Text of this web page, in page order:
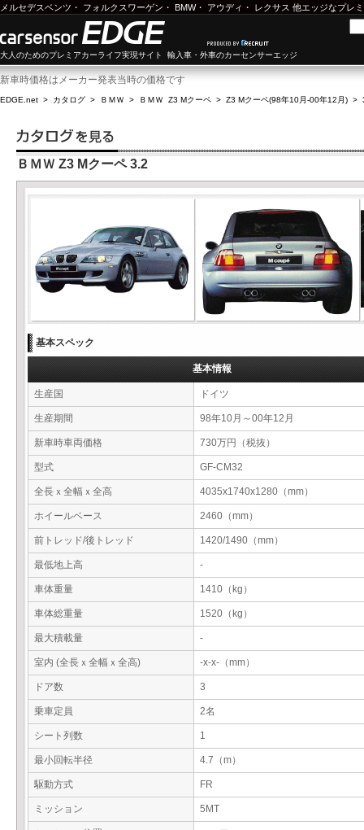
メルセデスベンツ ・ フォルクスワーゲン ・ BMW・ アウディ ・ レクサス 他エッジなプレ
大人のためのプレミアカーライフ実現サイト 輸入車・外車のカーセンサーエッジ
新車時価格はメーカー発表当時の価格です
EDGE.net > カタログ > ＢＭＷ > ＢＭＷ Z3 Mクーペ > Z3 Mクーペ(98年10月-00年12月) >
ＢＭＷ Z3 Mクーペ 3.2
基本スペック
基本情報
生産国 ドイツ
生産期間 98年10月～00年12月
新車時車両価格 730万円（税抜）
型式 GF-CM32
全長ｘ全幅ｘ全高 4035x1740x1280（mm）
ホイールベース 2460（mm）
前トレッド/後トレッド 1420/1490（mm）
最低地上高 -
車体重量 1410（kg）
車体総重量 1520（kg）
最大積載量 -
室内 (全長ｘ全幅ｘ全高) -x-x-（mm）
ドア数 3
乗車定員 2名
シート列数 1
最小回転半径 4.7（m）
駆動方式 FR
ミッション 5MT